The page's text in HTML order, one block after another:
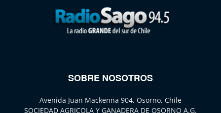
SOBRE NOSOTROS
Avenida Juan Mackenna 904, Osorno, Chile
SOCIEDAD AGRICOLA Y GANADERA DE OSORNO A.G.